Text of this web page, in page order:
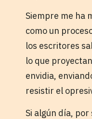
Siempre me ha
como un
los escritores
lo que
envidia,
resistir el
Si algún día,